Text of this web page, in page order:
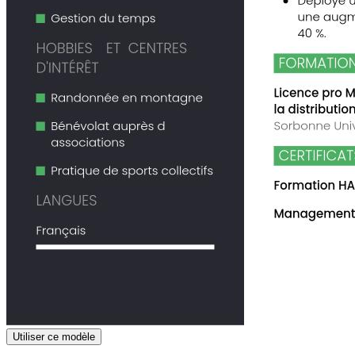
Utiliser ce modèle